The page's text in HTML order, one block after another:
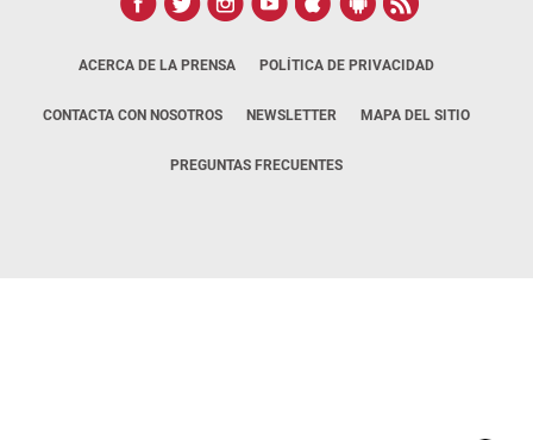
ACERCA DE LA PRENSA POLÍTICA DE PRIVACIDAD
CONTACTA CON NOSOTROS NEWSLETTER MAPA DEL SITIO
PREGUNTAS FRECUENTES